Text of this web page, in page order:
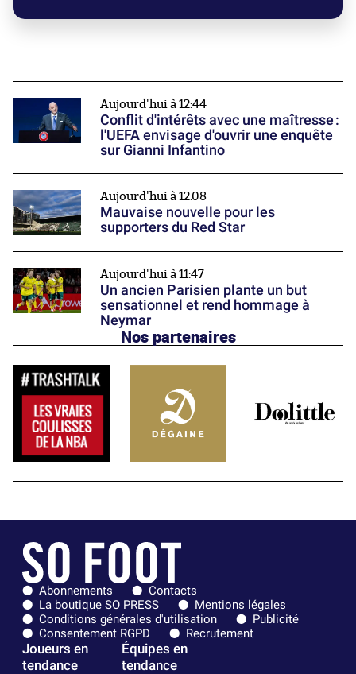
Aujourd'hui à 12:44
Conflit d'intérêts avec une maîtresse :
l'UEFA envisage d'ouvrir une enquête
sur Gianni Infantino
Aujourd'hui à 12:08
Mauvaise nouvelle pour les
supporters du Red Star
Aujourd'hui à 11:47
Un ancien Parisien plante un but
sensationnel et rend hommage à
Neymar
Nos partenaires
Abonnements
Contacts
La boutique SO PRESS
Mentions légales
Conditions générales d'utilisation
Publicité
Consentement RGPD
Recrutement
Joueurs en
tendance
Équipes en
tendance